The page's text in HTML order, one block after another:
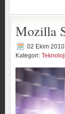
Mozilla
02 Ekim 2010
Kategori: Teknoloji